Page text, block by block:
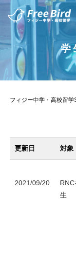
学
フィジー中学・高校留
更新日 対象
2021/09/20
RNC
生